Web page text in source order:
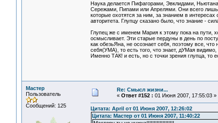
Наука делается Пифагорами, Эвклидами,
Сережами, Пипами или Апрелями. Они всего лишь
которые охотятся за ним, за знанием в
авторитета. Глупцу сказано было, что знание -
Глупец же с именем Мария к этому пока на пути,
осмысливает. Эти старые пердуны в день по
как обезьЯна, не осознает себя, поэтому все,
себя(УМА), то есть того, что знает, дУМая
Именно ТАК! и есть, но с точки зрения глупца, то
Мастер
Пользователь
Сообщений: 125
Re: Смысл жизни...
« Ответ #152 : 01 Июня 2007, 17:55:03 »
Цитата: April от 01 Июня 2007, 12:26:02
Цитата: Мастер от 01 Июня 2007, 11:40:22